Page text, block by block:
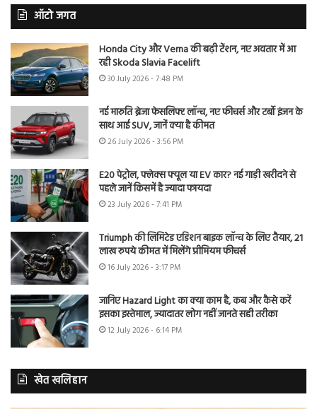
ऑटो जगत
Honda City और Verna की बढ़ी टेंशन, नए अवतार में आ
रही Skoda Slavia Facelift
30 July 2026 - 7:48 PM
नई मारुति ब्रेजा फेसलिफ्ट लॉन्च, नए फीचर्स और टर्बो इंजन के
साथ आई SUV, जानें क्या है कीमत
26 July 2026 - 3:56 PM
E20 पेट्रोल, फ्लेक्स फ्यूल या EV कार? नई गाड़ी खरीदने से
पहले जानें किसमें है ज्यादा फायदा
23 July 2026 - 7:41 PM
Triumph की लिमिटेड एडिशन बाइक लॉन्च के लिए तैयार, 21
लाख रुपये कीमत में मिलेंगे प्रीमियम फीचर्स
16 July 2026 - 3:17 PM
जानिए Hazard Light का क्या काम है, कब और कैसे करें
इसका इस्तेमाल, ज्यादातर लोग नहीं जानते सही तरीका
12 July 2026 - 6:14 PM
खेत खलिहान